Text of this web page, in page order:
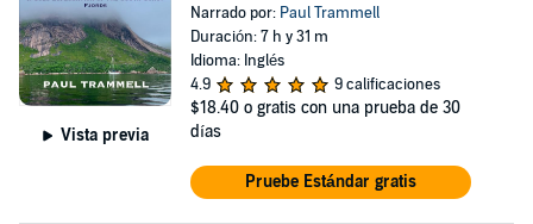
Vista previa
Narrado por: Paul Trammell
Duración: 7 h y 31 m
Idioma: Inglés
4.9
9 calificaciones
$18.40 o gratis con una prueba de 30
días
Pruebe Estándar gratis